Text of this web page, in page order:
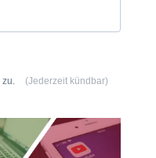
zu. (Jederzeit kündbar)